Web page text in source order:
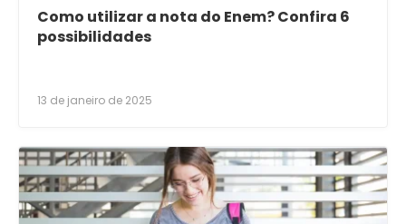
Como utilizar a nota do Enem? Confira 6
possibilidades
13 de janeiro de 2025